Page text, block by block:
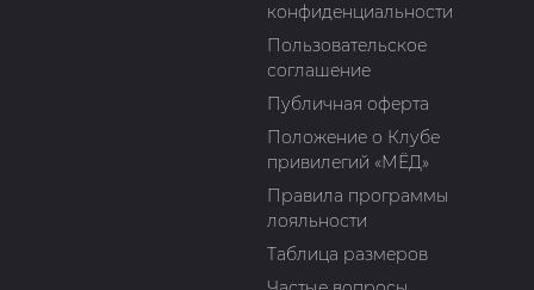
конфиденциальности
Пользовательское
соглашение
Публичная оферта
Положение о Клубе
привилегий «МЁД»
Правила программы
лояльности
Таблица размеров